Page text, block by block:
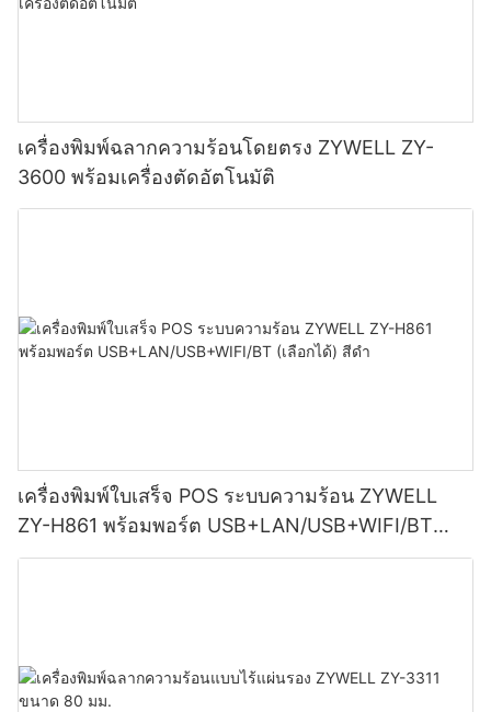
เครื่องพิมพ์ฉลากความร้อนโดยตรง ZYWELL ZY-
3600 พร้อมเครื่องตัดอัตโนมัติ
เครื่องพิมพ์ใบเสร็จ POS ระบบความร้อน ZYWELL
ZY-H861 พร้อมพอร์ต USB+LAN/USB+WIFI/BT
(เลือกได้) สีดำ